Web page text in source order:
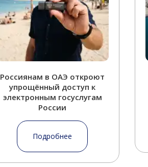
Россиянам в ОАЭ откроют
упрощённый доступ к
электронным госуслугам
России
Подробнее